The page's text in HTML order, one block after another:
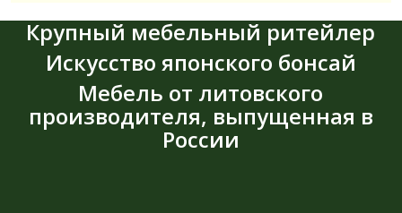
Крупный мебельный ритейлер
Искусство японского бонсай
Мебель от литовского
производителя, выпущенная в
России